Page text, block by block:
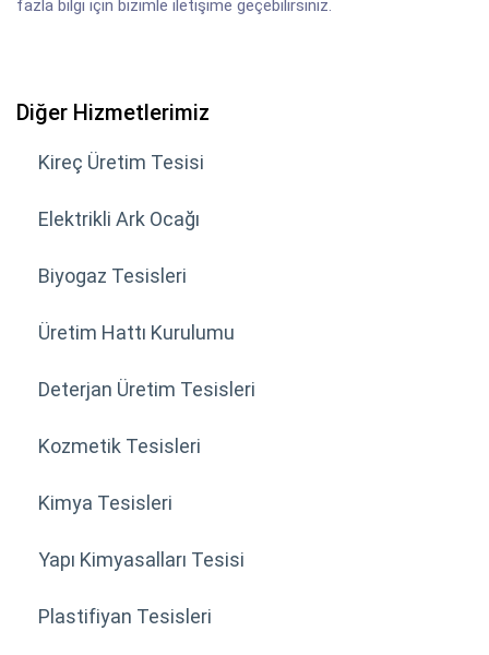
fazla bilgi için bizimle iletişime geçebilirsiniz.
Diğer Hizmetlerimiz
Kireç Üretim Tesisi
Elektrikli Ark Ocağı
Biyogaz Tesisleri
Üretim Hattı Kurulumu
Deterjan Üretim Tesisleri
Kozmetik Tesisleri
Kimya Tesisleri
Yapı Kimyasalları Tesisi
Plastifiyan Tesisleri